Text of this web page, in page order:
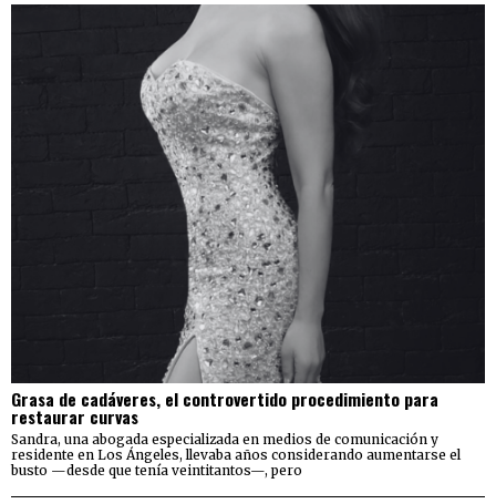
Grasa de cadáveres, el controvertido procedimiento para
restaurar curvas
Sandra, una abogada especializada en medios de comunicación y
residente en Los Ángeles, llevaba años considerando aumentarse el
busto —desde que tenía veintitantos—, pero